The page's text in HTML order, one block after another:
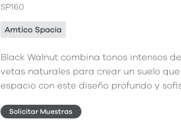
SP160
Amtico Spacia
Black Walnut combina tonos intensos
vetas naturales para crear un suelo
espacio con este diseño profundo y
Solicitar Muestras